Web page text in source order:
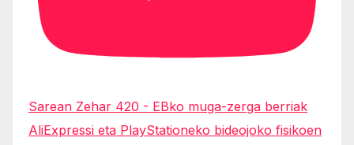
Sarean Zehar 420 - EBko muga-zerga berriak
AliExpressi eta PlayStationeko bideojoko fisikoen